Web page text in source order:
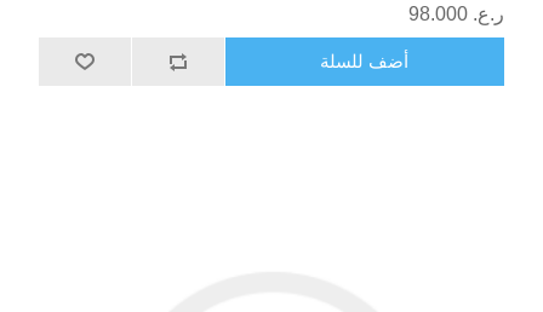
ر.ع.‏‏ 98.000
أضف للسلة